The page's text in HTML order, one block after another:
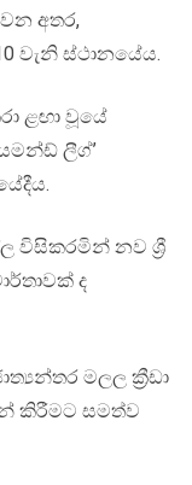
අතර,
වැනි ස්ථානයේය.
ළඟා වූයේ
ලීග්’
විසිකරමින් නව ශ්‍රී
ද
මලල ක්‍රීඩා
කිරීමට සමත්ව